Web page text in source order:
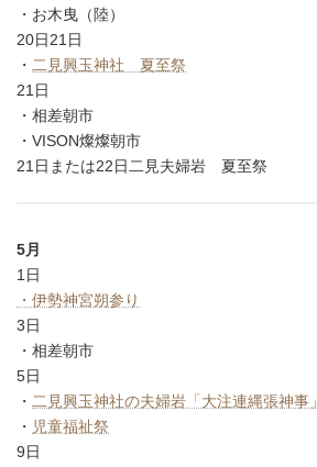
・お木曳（陸）
20日21日
・ 二見興玉神社 夏至祭
21日
・相差朝市
・VISON燦燦朝市
21日または22日二見夫婦岩 夏至祭
5月
1日
・伊勢神宮朔参り
3日
・相差朝市
5日
・ 二見興玉神社の夫婦岩「大注連縄張神事」
・ 児童福祉祭
9日